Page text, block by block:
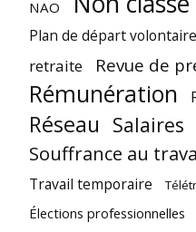
NAO
Plan de départ volontaire
retraite Revue de
Rémunération
Réseau Salaires
Souffrance au
Travail temporaire
Élections professionnelles